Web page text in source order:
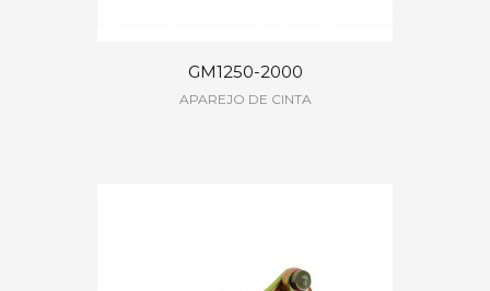
GM1250-2000
APAREJO DE CINTA